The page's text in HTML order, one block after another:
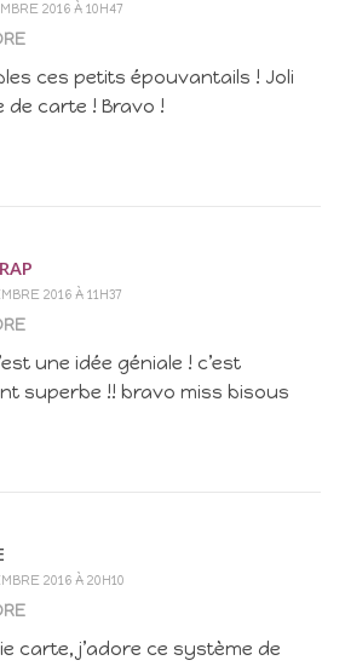
2016 À 10H47
ces petits épouvantails ! Joli
de carte ! Bravo !
2016 À 11H37
une idée géniale ! c’est
superbe !! bravo miss bisous
2016 À 20H10
carte, j’adore ce système de